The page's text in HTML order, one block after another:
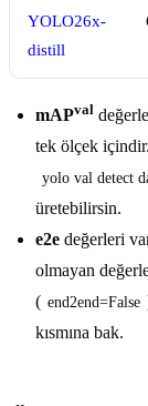
YOLO26x-
distill
mAPval
tek ölçek içindir.
yolo val detect
üretebilirsin.
e2e değerleri
olmayan
( end2end=False
kısmına bak.